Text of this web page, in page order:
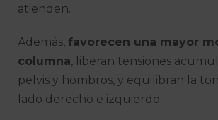
atienden.
Además, favorecen una mayor
columna, liberan tensiones
pelvis y hombros, y equilibran la
lado derecho e izquierdo.